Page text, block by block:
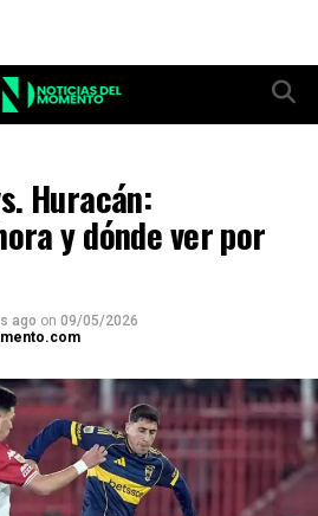
Huracán:
y dónde ver por
ago on 09/05/2026